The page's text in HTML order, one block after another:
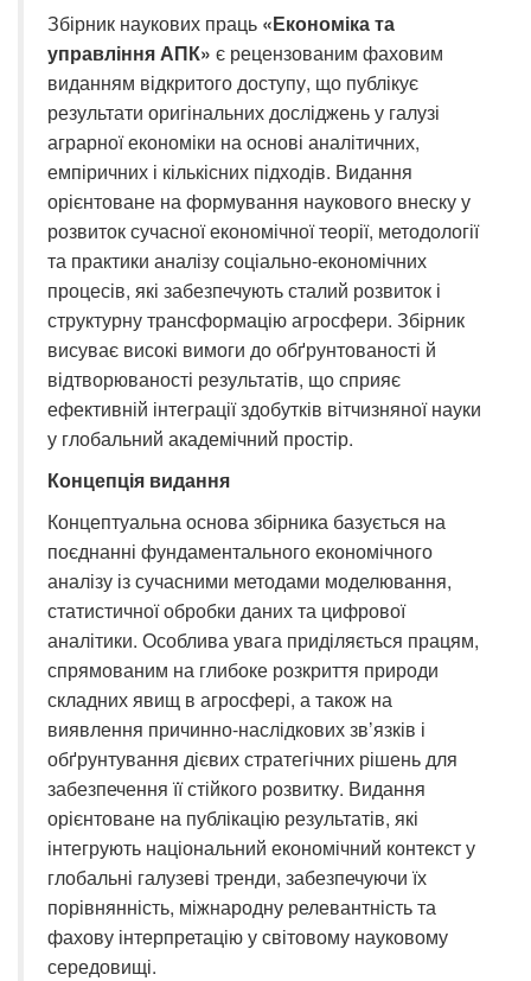
Збірник наукових праць «Економіка та
управління АПК» є рецензованим фаховим
виданням відкритого доступу, що публікує
результати оригінальних досліджень у галузі
аграрної економіки на основі аналітичних,
емпіричних і кількісних підходів. Видання
орієнтоване на формування наукового внеску у
розвиток сучасної економічної теорії, методології
та практики аналізу соціально-економічних
процесів, які забезпечують сталий розвиток і
структурну трансформацію агросфери. Збірник
висуває високі вимоги до обґрунтованості й
відтворюваності результатів, що сприяє
ефективній інтеграції здобутків вітчизняної науки
у глобальний академічний простір.
Концепція видання
Концептуальна основа збірника базується на
поєднанні фундаментального економічного
аналізу із сучасними методами моделювання,
статистичної обробки даних та цифрової
аналітики. Особлива увага приділяється працям,
спрямованим на глибоке розкриття природи
складних явищ в агросфері, а також на
виявлення причинно-наслідкових зв’язків і
обґрунтування дієвих стратегічних рішень для
забезпечення її стійкого розвитку. Видання
орієнтоване на публікацію результатів, які
інтегрують національний економічний контекст у
глобальні галузеві тренди, забезпечуючи їх
порівнянність, міжнародну релевантність та
фахову інтерпретацію у світовому науковому
середовищі.